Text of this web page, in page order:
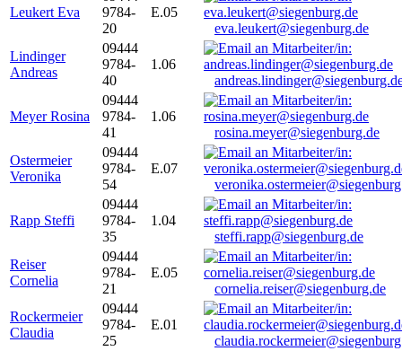
Leukert Eva
9784-
20
E.05
eva.leukert@siegenburg.de
Lindinger
Andreas
09444
9784-
40
1.06
Meyer Rosina
09444
9784-
41
1.06
rosina.meyer@siegenburg.de
Ostermeier
Veronika
09444
9784-
54
E.07
Rapp Steffi
09444
9784-
35
1.04
steffi.rapp@siegenburg.de
Reiser
Cornelia
09444
9784-
21
E.05
cornelia.reiser@siegenburg.de
Rockermeier
Claudia
09444
9784-
25
E.01